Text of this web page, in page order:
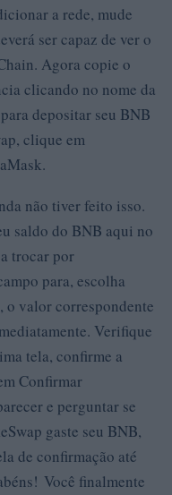
a rede, mude
ser capaz de ver o
Agora copie o
clicando no nome da
depositar seu BNB
clique em
não tiver feito isso.
saldo do BNB aqui no
trocar por
para, escolha
o valor correspondente
Verifique
tela, confirme a
Confirmar
e perguntar se
gaste seu BNB,
de confirmação até
Você finalmente